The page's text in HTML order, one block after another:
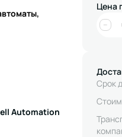
Automation
Цена
−
Срок